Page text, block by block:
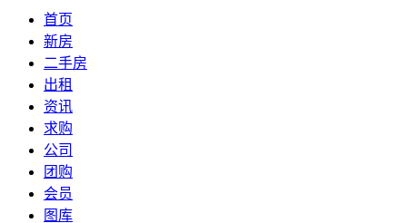
首页
新房
二手房
出租
资讯
求购
公司
团购
会员
图库